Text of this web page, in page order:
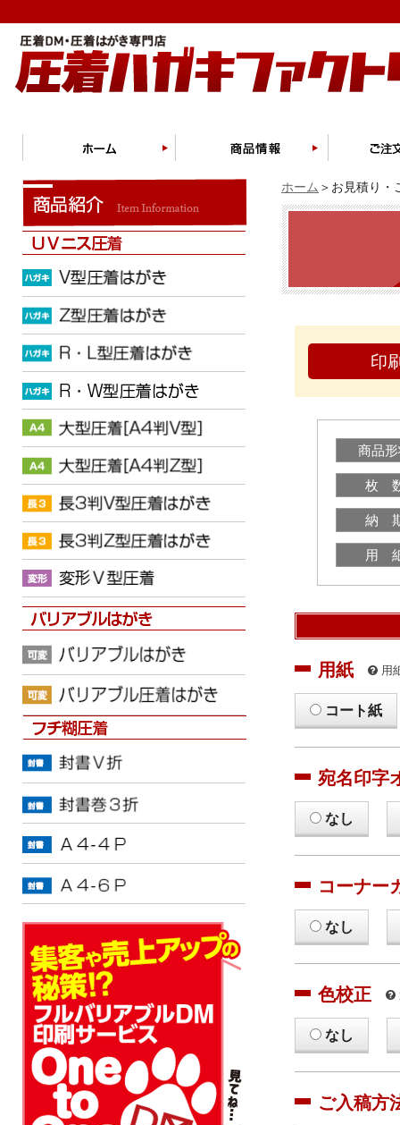
ホーム ＞お見積り・
印
商品
枚
納
用
用紙 用
コート紙
宛名印字
なし
コーナー
なし
色校正
なし
ご入稿方